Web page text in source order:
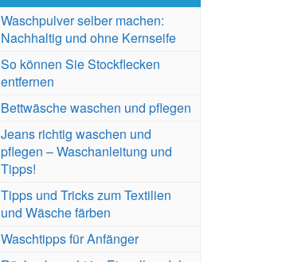
Waschpulver selber machen:
Nachhaltig und ohne Kernseife
So können Sie Stockflecken
entfernen
Bettwäsche waschen und pflegen
Jeans richtig waschen und
pflegen – Waschanleitung und
Tipps!
Tipps und Tricks zum Textilien
und Wäsche färben
Waschtipps für Anfänger